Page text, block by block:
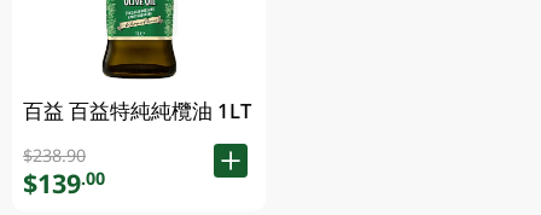
百益 百益特純純欖油 1LT
$238.90
$139.00